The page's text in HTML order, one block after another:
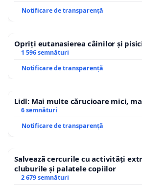
Notificare de transparență
Opriți eutanasierea câinilor și
1 596 semnături
Notificare de transparență
Lidl: Mai multe cărucioare mici,
6 semnături
Notificare de transparență
Salvează cercurile cu activități
cluburile și palatele copiilor
2 679 semnături